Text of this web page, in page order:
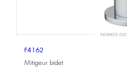
NOMOS GO
F4162
Mitigeur bidet